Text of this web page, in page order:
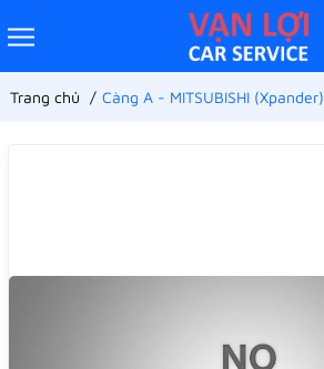
Trang chủ Càng A - MITSUBISHI (Xpander)